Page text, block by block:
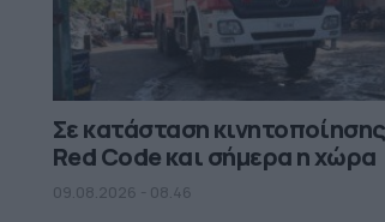
Σε κατάσταση κινητοποίησης
Red Code και σήμερα η χώρα
09.08.2026 - 08.46